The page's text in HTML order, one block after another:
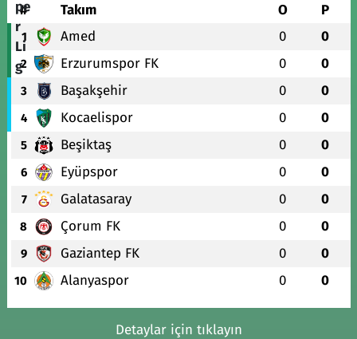
# Takım O P
1 Amed 0 0
2 Erzurumspor FK 0 0
3 Başakşehir 0 0
4 Kocaelispor 0 0
5 Beşiktaş 0 0
6 Eyüpspor 0 0
7 Galatasaray 0 0
8 Çorum FK 0 0
9 Gaziantep FK 0 0
10 Alanyaspor 0 0
Detaylar için tıklayın